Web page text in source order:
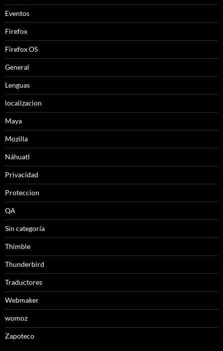
Eventos
Firefox
Firefox OS
General
Lenguas
localizacion
Maya
Mozilla
Náhuatl
Privacidad
Proteccion
QA
Sin categoría
Thimble
Thunderbird
Traductores
Webmaker
womoz
Zapoteco